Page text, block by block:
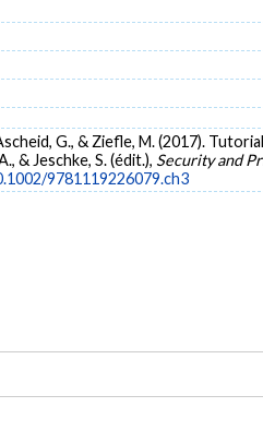
G., & Ziefle, M. (2017).
& Jeschke, S. (édit.), Security and
9781119226079.ch3